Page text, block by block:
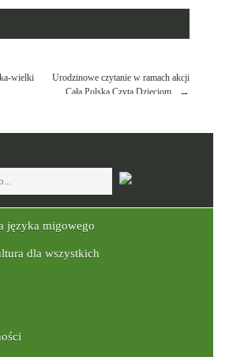
wielki
Urodzinowe czytanie w ramach akcji
Cała Polska Czyta Dzieciom
języka migowego
dla wszystkich